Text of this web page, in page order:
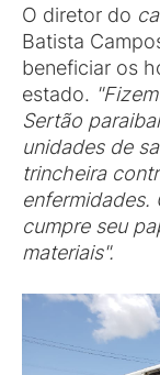
O diretor do
Batista
beneficiar os
estado.
Sertão
unidades de
trincheira
enfermidades.
cumpre seu
materiais".